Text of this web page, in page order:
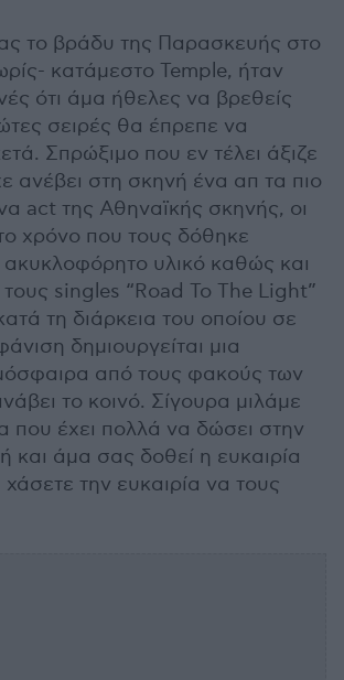
το βράδυ της Παρασκευής στο
κατάμεστο Temple, ήταν
ότι άμα ήθελες να βρεθείς
σειρές θα έπρεπε να
Σπρώξιμο που εν τέλει άξιζε
ανέβει στη σκηνή ένα απ τα πιο
act της Αθηναϊκής σκηνής, οι
χρόνο που τους δόθηκε
υλικό καθώς και
singles “Road To The Light”
τη διάρκεια του οποίου σε
δημιουργείται μια
από τους φακούς των
το κοινό. Σίγουρα μιλάμε
που έχει πολλά να δώσει στην
και άμα σας δoθεί η ευκαιρία
την ευκαιρία να τους